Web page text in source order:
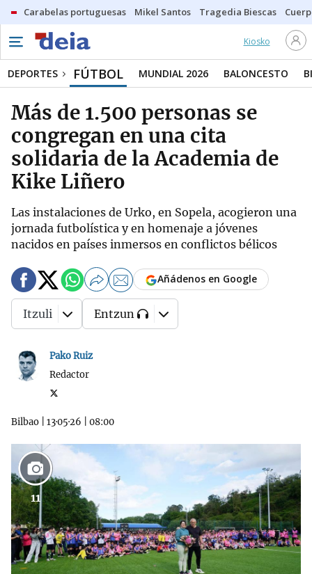
Carabelas portuguesas Mikel Santos Tragedia Biescas
Kiosko
DEPORTES FÚTBOL MUNDIAL 2026 BALONCESTO
Más de 1.500 personas se
congregan en una cita
solidaria de la Academia de
Kike Liñero
Las instalaciones de Urko, en Sopela, acogieron una
jornada futbolística y en homenaje a jóvenes
nacidos en países inmersos en conflictos bélicos
Pako Ruiz
Redactor
Bilbao 13·05·26 08:00
Añádenos en Google
Itzuli Entzun
11